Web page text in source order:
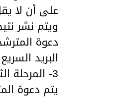
على أن لا يقل
ويتم نشر
دعوة
البريد
3- المرحلة الثالثة: الاختبار الشفاهي (50 نقطة):
يتم دعوة